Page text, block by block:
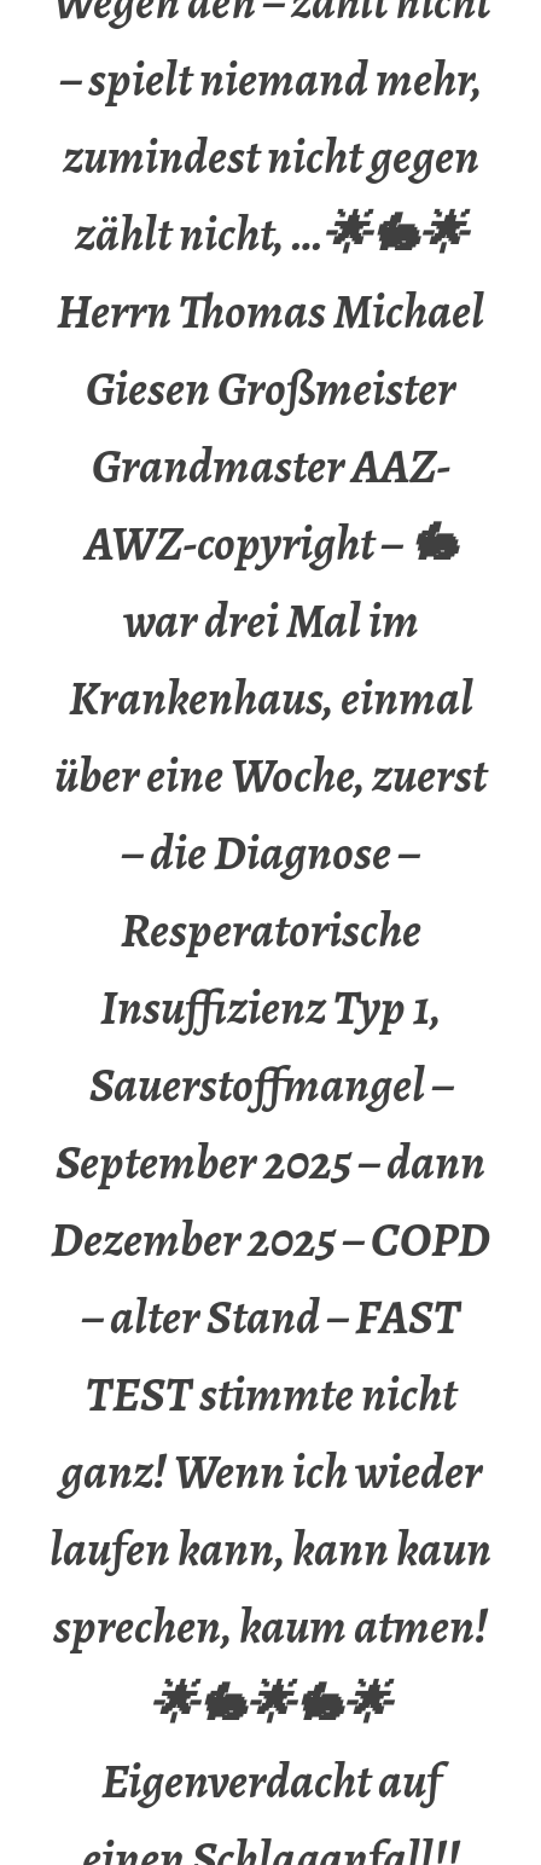
– spielt niemand mehr,
zumindest nicht gegen
zählt nicht, …🌟🐇🌟
Herrn Thomas Michael
Giesen Großmeister
Grandmaster AAZ-
AWZ-copyright – 🐇
war drei Mal im
Krankenhaus, einmal
über eine Woche, zuerst
– die Diagnose –
Resperatorische
Insuffizienz Typ 1,
Sauerstoffmangel –
September 2025 – dann
Dezember 2025 – COPD
– alter Stand – FAST
TEST stimmte nicht
ganz! Wenn ich wieder
laufen kann, kann kaun
sprechen, kaum atmen!
🌟🐇🌟🐇🌟
Eigenverdacht auf